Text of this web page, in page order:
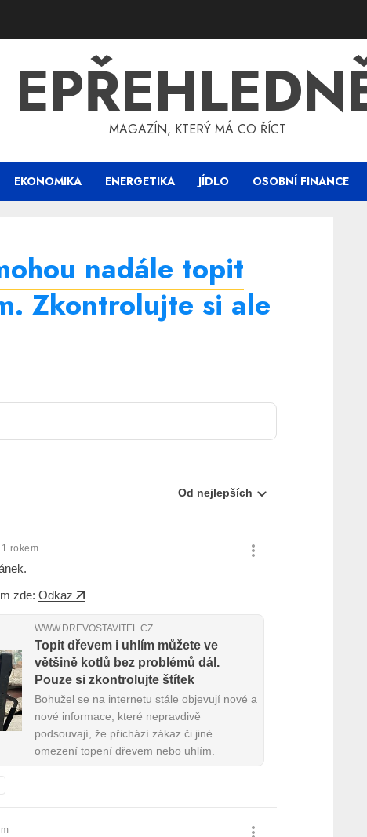
MAGAZÍN, KTERÝ MÁ CO ŘÍCT
EKONOMIKA ENERGETIKA JÍDLO OSOBNÍ FINANCE
nadále topit
Zkontrolujte si ale